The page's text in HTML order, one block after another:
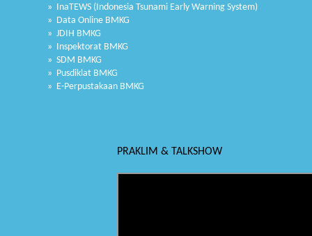
» InaTEWS (Indonesia Tsunami Early Warning System)
» Data Online BMKG
» JDIH BMKG
» Inspektorat BMKG
» SDM BMKG
» Pusdiklat BMKG
» E-Perpustakaan BMKG
PRAKLIM & TALKSHOW